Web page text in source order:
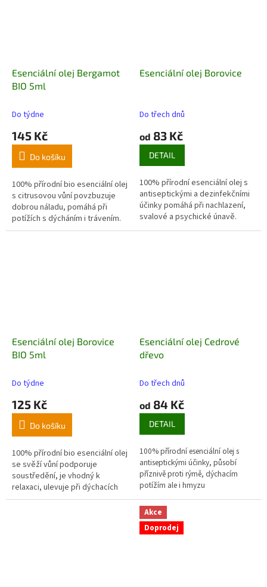
Esenciální olej Bergamot
BIO 5ml
Do týdne
145 Kč
Do košíku
100% přírodní bio esenciální olej
s citrusovou vůní povzbuzuje
dobrou náladu, pomáhá při
potížích s dýcháním i trávením.
Esenciální olej Borovice
Do třech dnů
od 83 Kč
DETAIL
100% přírodní esenciální olej s
antiseptickými a dezinfekčními
účinky pomáhá při nachlazení,
svalové a psychické únavě.
Esenciální olej Borovice
BIO 5ml
Do týdne
125 Kč
Do košíku
100% přírodní bio esenciální olej
se svěží vůní podporuje
soustředění, je vhodný k
relaxaci, ulevuje při dýchacích
potížích.
Esenciální olej Cedrové
dřevo
Do třech dnů
od 84 Kč
DETAIL
100% přírodní esenciální olej s
antiseptickými účinky, působí
příznivě proti rýmě, dýchacím
potížím ale i hmyzu
Akce
Doprodej